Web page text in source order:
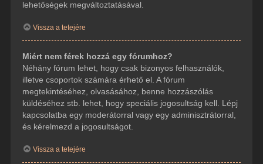
lehetőségek megváltoztatásával.
Vissza a tetejére
Miért nem férek hozzá egy fórumhoz?
Néhány fórum lehet, hogy csak bizonyos felhasználók,
illetve csoportok számára érhető el. A fórum
megtekintéséhez, olvasásához, benne hozzászólás
küldéséhez stb. lehet, hogy speciális jogosultság kell. Lépj
kapcsolatba egy moderátorral vagy egy adminisztrátorral,
és kérelmezd a jogosultságot.
Vissza a tetejére